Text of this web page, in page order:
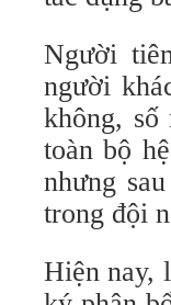
Người
người
không,
toàn bộ
nhưng
trong đội
Hiện nay,